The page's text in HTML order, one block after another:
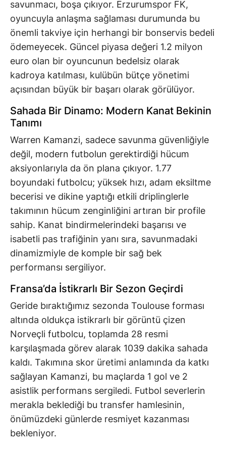
savunmacı, boşa çıkıyor. Erzurumspor FK,
oyuncuyla anlaşma sağlaması durumunda bu
önemli takviye için herhangi bir bonservis bedeli
ödemeyecek. Güncel piyasa değeri 1.2 milyon
euro olan bir oyuncunun bedelsiz olarak
kadroya katılması, kulübün bütçe yönetimi
açısından büyük bir başarı olarak görülüyor.
Sahada Bir Dinamo: Modern Kanat Bekinin
Tanımı
Warren Kamanzi, sadece savunma güvenliğiyle
değil, modern futbolun gerektirdiği hücum
aksiyonlarıyla da ön plana çıkıyor. 1.77
boyundaki futbolcu; yüksek hızı, adam eksiltme
becerisi ve dikine yaptığı etkili driplinglerle
takımının hücum zenginliğini artıran bir profile
sahip. Kanat bindirmelerindeki başarısı ve
isabetli pas trafiğinin yanı sıra, savunmadaki
dinamizmiyle de komple bir sağ bek
performansı sergiliyor.
Fransa’da İstikrarlı Bir Sezon Geçirdi
Geride bıraktığımız sezonda Toulouse forması
altında oldukça istikrarlı bir görüntü çizen
Norveçli futbolcu, toplamda 28 resmi
karşılaşmada görev alarak 1039 dakika sahada
kaldı. Takımına skor üretimi anlamında da katkı
sağlayan Kamanzi, bu maçlarda 1 gol ve 2
asistlik performans sergiledi. Futbol severlerin
merakla beklediği bu transfer hamlesinin,
önümüzdeki günlerde resmiyet kazanması
bekleniyor.